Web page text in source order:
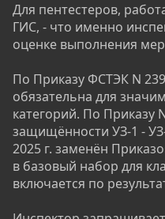
Для пентестеров,
ГИС, - что именно
оценке выполнения
По Приказу ФСТЭК N
обязательна для
категорий. По Приказу
защищённости УЗ-1 -
2025 г. заменён
в базовый набор для
включается по